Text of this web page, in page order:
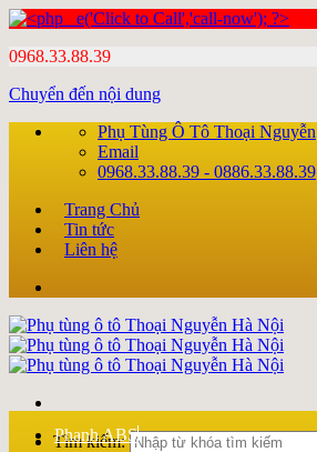
0968.33.88.39
Chuyển đến nội dung
Phụ Tùng Ô Tô Thoại Nguyễn
Email
0968.33.88.39 - 0886.33.88.39
Trang Chủ
Tin tức
Liên hệ
Tìm kiếm:
Phanh ABS